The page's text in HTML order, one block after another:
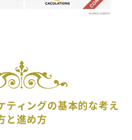
ティングの基本的な考え
と進め方